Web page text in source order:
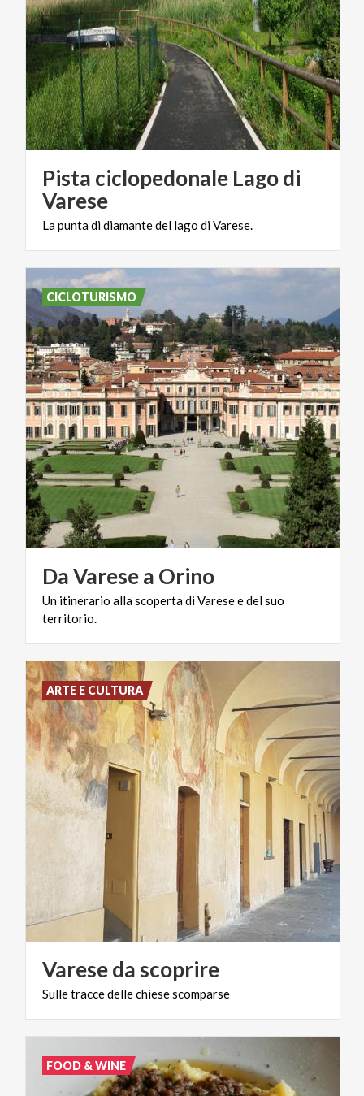
Pista ciclopedonale Lago di
Varese
Lapuntadidiamantedel lago diVarese.
DaVaresea Orino
Un itinerario allascopertadiVareseedelsuo
territorio.
CICLOTURISMO
Vareseda scoprire
Sulletraccedellechiesescomparse
ARTE E CULTURA
FOOD & WINE